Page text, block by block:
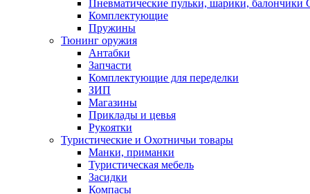
Пневматические пульки, шарики, балончики
Комплектующие
Пружины
Тюнинг оружия
Антабки
Запчасти
Комплектующие для переделки
ЗИП
Магазины
Приклады и цевья
Рукоятки
Туристические и Охотничьи товары
Манки, приманки
Туристическая мебель
Засидки
Компасы